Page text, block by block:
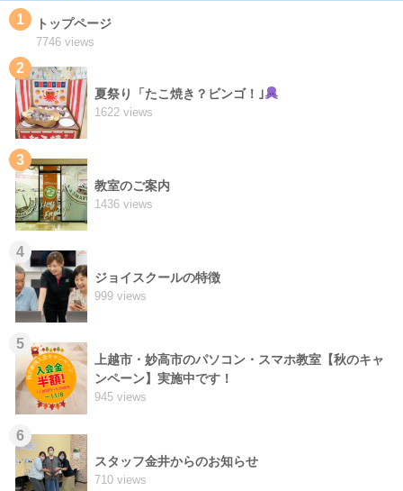
1 トップページ
7746 views
2
夏祭り「たこ焼き？ビンゴ！｣
1622 views
3
教室のご案内
1436 views
4
ジョイスクールの特徴
999 views
5
上越市・妙高市のパソコン・スマホ教室【秋のキャ
ンペーン】実施中です！
945 views
6
スタッフ金井からのお知らせ
710 views